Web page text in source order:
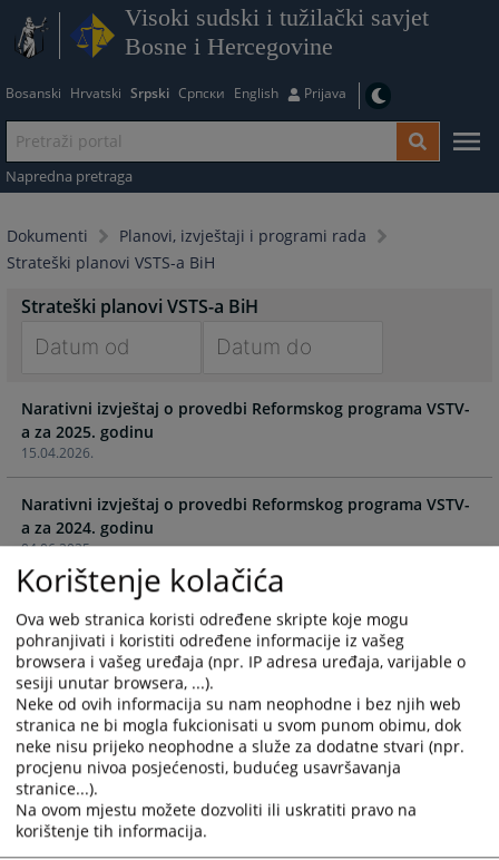
Visoki sudski i tužilački savjet
Bosne i Hercegovine
Bosanski Hrvatski Srpski Српски English Prijava
Napredna pretraga
Dokumenti
Planovi, izvještaji i programi rada
Strateški planovi VSTS-a BiH
Strateški planovi VSTS-a BiH
forward
to
interact
with
the
calendar
select
date.
Press
the
question
mark
key
to
get
the
forward
with
the
select
date.
Press
the
question
mark
key
to
get
15.04.2026.
Narativni izvještaj o provedbi Reformskog programa VSTV-
a za 2025. godinu
04.06.2025.
Narativni izvještaj o provedbi Reformskog programa VSTV-
a za 2024. godinu
30.01.2025.
Plan provedbe Reformskog programa VSTV-a BiH za
razdoblje 2024. – 2026. godine
Reformski program VSTV-a BiH za period 2024.- 2026.
godine
Reformski program VSTV-a BiH za period 2021.- 2023.
godine
Korištenje kolačića
Ova web stranica koristi određene skripte koje mogu
pohranjivati i koristiti određene informacije iz vašeg
browsera i vašeg uređaja (npr. IP adresa uređaja, varijable o
sesiji unutar browsera, ...).
Neke od ovih informacija su nam neophodne i bez njih web
stranica ne bi mogla fukcionisati u svom punom obimu, dok
neke nisu prijeko neophodne a služe za dodatne stvari (npr.
procjenu nivoa posjećenosti, budućeg usavršavanja
stranice...).
Na ovom mjestu možete dozvoliti ili uskratiti pravo na
korištenje tih informacija.